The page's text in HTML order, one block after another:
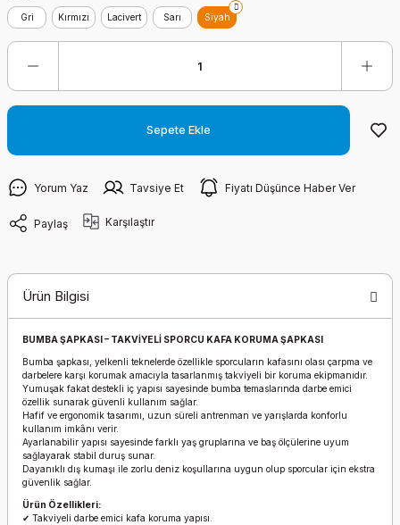
Gri Kırmızı Lacivert Sarı Siyah
Sepete Ekle
Yorum Yaz Tavsiye Et Fiyatı Düşünce Haber Ver
Paylaş Karşılaştır
Ürün Bilgisi
BUMBA ŞAPKASI – TAKVİYELİ SPORCU KAFA KORUMA ŞAPKASI
Bumba şapkası, yelkenli teknelerde özellikle sporcuların kafasını olası çarpma ve
darbelere karşı korumak amacıyla tasarlanmış takviyeli bir koruma ekipmanıdır.
Yumuşak fakat destekli iç yapısı sayesinde bumba temaslarında darbe emici
özellik sunarak güvenli kullanım sağlar.
Hafif ve ergonomik tasarımı, uzun süreli antrenman ve yarışlarda konforlu
kullanım imkânı verir.
Ayarlanabilir yapısı sayesinde farklı yaş gruplarına ve baş ölçülerine uyum
sağlayarak stabil duruş sunar.
Dayanıklı dış kumaşı ile zorlu deniz koşullarına uygun olup sporcular için ekstra
güvenlik sağlar.
Ürün Özellikleri:
✔ Takviyeli darbe emici kafa koruma yapısı.